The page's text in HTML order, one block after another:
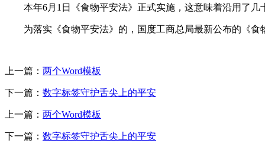
本年6月1日《食物平安法》正式实施，这意味着沿用了几
为落实《食物平安法》的，国度工商总局最新公布的《食
上一篇： 两个Word模板
下一篇： 数字标签守护舌尖上的平安
上一篇： 两个Word模板
下一篇： 数字标签守护舌尖上的平安